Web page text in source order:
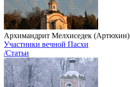
Архимандрит Мелхиседек (Артюхин)
Участники вечной Пасхи
/Статьи